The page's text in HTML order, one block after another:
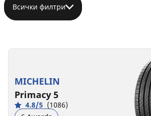
Всички филтри
MICHELIN
Primacy 5
4.8/5 (1086)